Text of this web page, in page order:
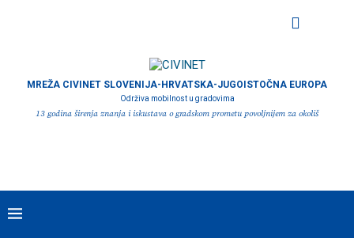
MREŽA CIVINET SLOVENIJA-HRVATSKA-JUGOISTOČNA EUROPA
Održiva mobilnost u gradovima
13 godina širenja znanja i iskustava o gradskom prometu povoljnijem za okoliš